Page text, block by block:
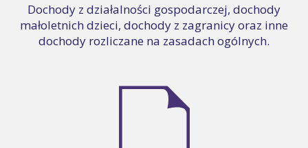
Dochody z działalności gospodarczej, dochody
małoletnich dzieci, dochody z zagranicy oraz inne
dochody rozliczane na zasadach ogólnych.